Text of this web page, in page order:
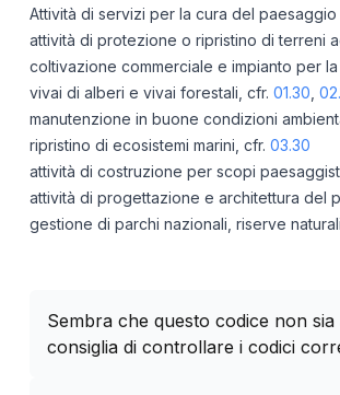
Attività di servizi per la cura del
attività di protezione o ripristino di terreni
coltivazione commerciale e impianto per
vivai di alberi e vivai forestali, cfr. 01.30
manutenzione in buone condizioni
ripristino di ecosistemi marini, cfr. 03.30
attività di costruzione per scopi
attività di progettazione e architettura del
gestione di parchi nazionali, riserve
Sembra che questo codice non
consiglia di controllare i codici